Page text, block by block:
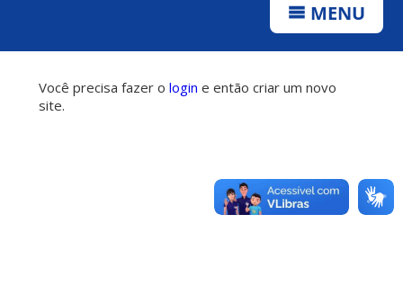
MENU
Você precisa fazer o login e então criar um novo
site.